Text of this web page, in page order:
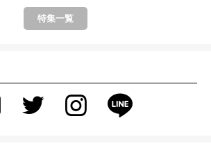
特集一覧